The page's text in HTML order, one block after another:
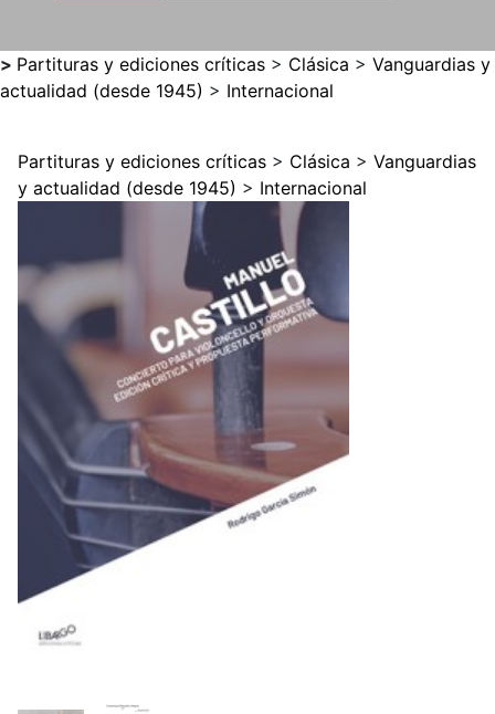
> Partituras y ediciones críticas > Clásica > Vanguardias y
actualidad (desde 1945) > Internacional
Partituras y ediciones críticas > Clásica > Vanguardias
y actualidad (desde 1945) > Internacional